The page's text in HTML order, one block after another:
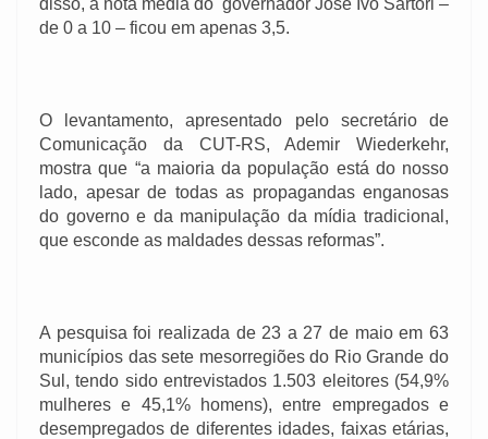
disso, a nota média do governador José Ivo Sartori –
de 0 a 10 – ficou em apenas 3,5.
O levantamento, apresentado pelo secretário de
Comunicação da CUT-RS, Ademir Wiederkehr,
mostra que “a maioria da população está do nosso
lado, apesar de todas as propagandas enganosas
do governo e da manipulação da mídia tradicional,
que esconde as maldades dessas reformas”.
A pesquisa foi realizada de 23 a 27 de maio em 63
municípios das sete mesorregiões do Rio Grande do
Sul, tendo sido entrevistados 1.503 eleitores (54,9%
mulheres e 45,1% homens), entre empregados e
desempregados de diferentes idades, faixas etárias,